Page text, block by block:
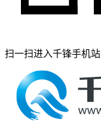
扫一扫进入千锋手机站